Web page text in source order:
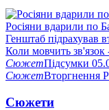
Росіяни вдарили по
Генштаб підрахував
Коли мовчить зв'язок
СюжетПідсумки
СюжетВторгнення
Сюжети